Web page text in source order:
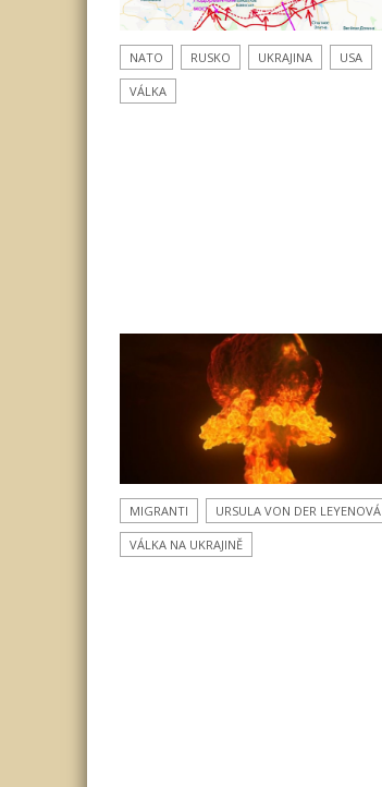
NATO RUSKO UKRAJINA USA
VÁLKA
MIGRANTI URSULA VON DER LEYENOVÁ
VÁLKA NA UKRAJINĚ